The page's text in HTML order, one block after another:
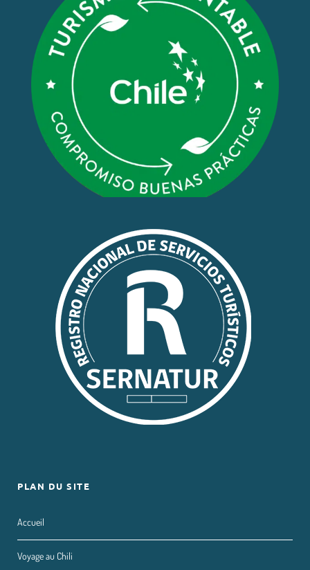
PLAN DU SITE
Accueil
Voyage au Chili